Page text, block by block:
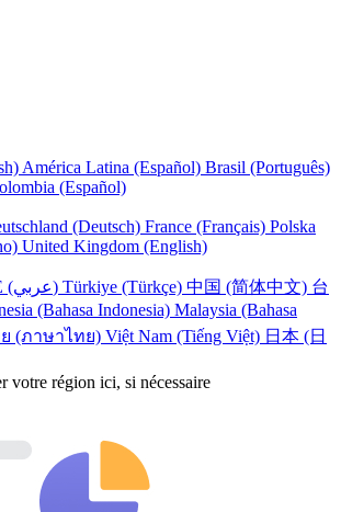
América Latina (Español) Brasil (Português)
(Español)
(Deutsch) France (Français) Polska
United Kingdom (English)
UAE (عربي) Türkiye (Türkçe) 中国 (简体中文) 台
(Bahasa Indonesia) Malaysia (Bahasa
(ภาษาไทย) Việt Nam (Tiếng Việt) 日本 (日
votre région ici, si nécessaire